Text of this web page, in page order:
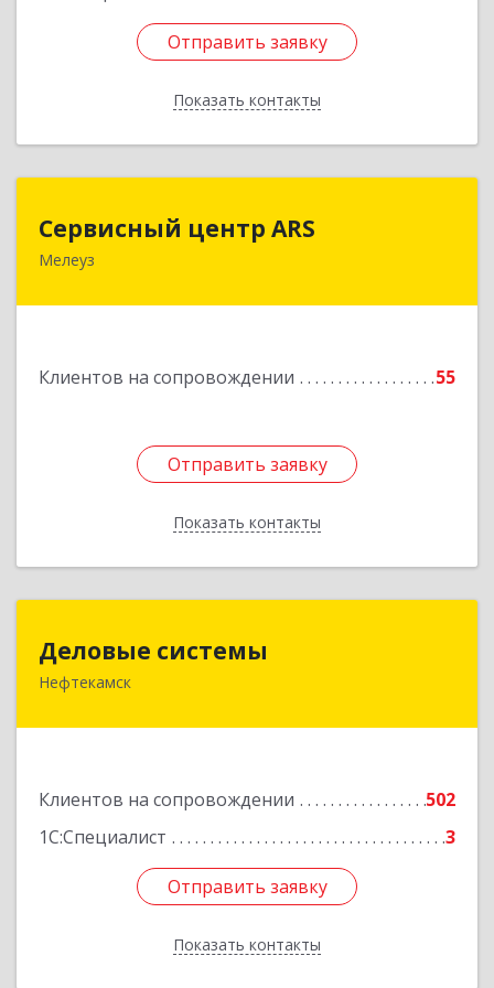
Отправить заявку
Показать контакты
Отправить заявку
Назад
Сервисный центр ARS
Мелеуз
Клиентов на сопровождении 55
Отправить заявку
Показать контакты
Отправить заявку
Назад
Деловые системы
Нефтекамск
Клиентов на сопровождении
502
1С:Специалист
3
Отправить заявку
Показать контакты
452689, Башкортостан Респ, Нефтекамск г,
Отправить заявку
Назад